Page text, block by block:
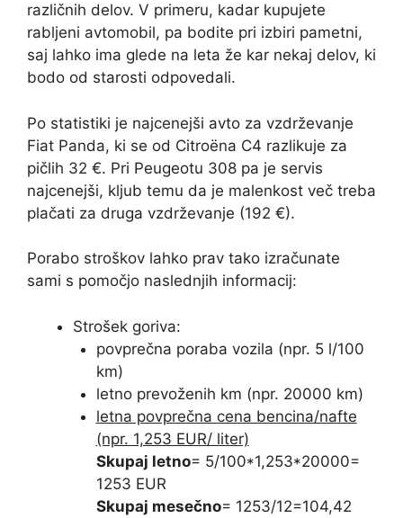
različnih delov. V primeru, kadar kupujete
rabljeni avtomobil, pa bodite pri izbiri pametni,
saj lahko ima glede na leta že kar nekaj delov, ki
bodo od starosti odpovedali.
Po statistiki je najcenejši avto za vzdrževanje
Fiat Panda, ki se od Citroëna C4 razlikuje za
pičlih 32 €. Pri Peugeotu 308 pa je servis
najcenejši, kljub temu da je malenkost več treba
plačati za druga vzdrževanje (192 €).
Porabo stroškov lahko prav tako izračunate
sami s pomočjo naslednjih informacij:
Strošek goriva:
povprečna poraba vozila (npr. 5 l/100
km)
letno prevoženih km (npr. 20000 km)
letna povprečna cena bencina/nafte
(npr. 1,253 EUR/ liter)
Skupaj letno= 5/100*1,253*20000=
1253 EUR
Skupaj mesečno= 1253/12=104,42